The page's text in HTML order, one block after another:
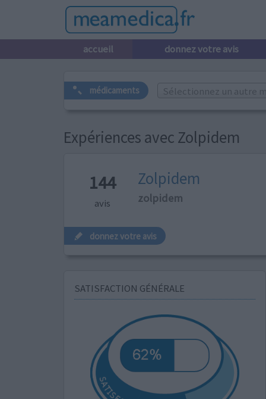
accueil donnez votre avis
médicaments Sélectionnez un autre
Expériences avec Zolpidem
144
avis
Zolpidem
zolpidem
donnez votre avis
SATISFACTION GÉNÉRALE